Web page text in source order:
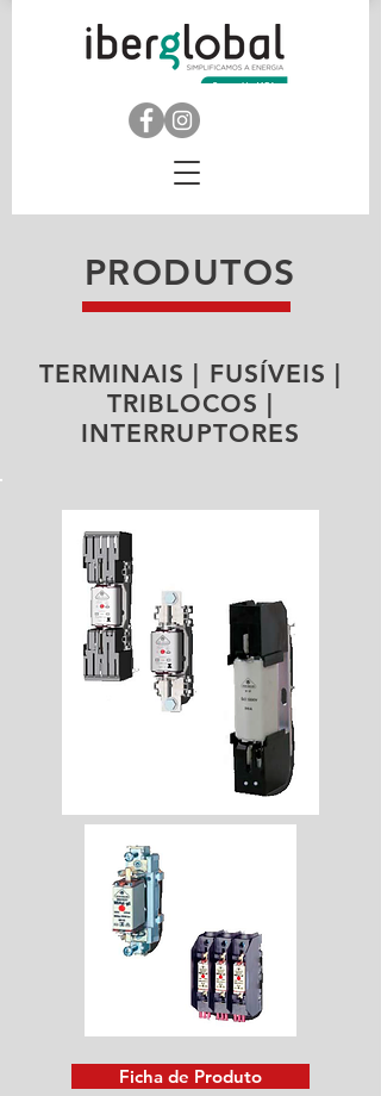
PRODUTOS
TERMINAIS | FUSÍVEIS |
TRIBLOCOS |
INTERRUPTORES
Ficha de Produto